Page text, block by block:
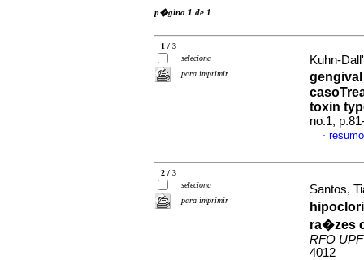
p�gina 1 de 1
1 / 3
seleciona
para imprimir
Kuhn-
caso
toxin
no.1,
·
2 / 3
seleciona
para imprimir
Santos,
ra�zes
RFO UPF
4012